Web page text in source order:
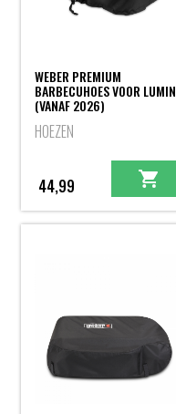
WEBER PREMIUM
BARBECUHOES VOOR LUMIN
(VANAF 2026)
HOEZEN
44,99